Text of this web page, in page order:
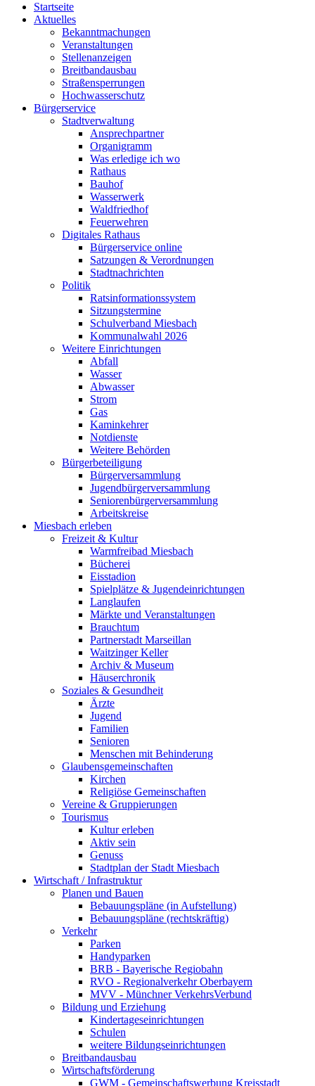
Startseite
Aktuelles
Bekanntmachungen
Veranstaltungen
Stellenanzeigen
Breitbandausbau
Straßensperrungen
Hochwasserschutz
Bürgerservice
Stadtverwaltung
Ansprechpartner
Organigramm
Was erledige ich wo
Rathaus
Bauhof
Wasserwerk
Waldfriedhof
Feuerwehren
Digitales Rathaus
Bürgerservice online
Satzungen & Verordnungen
Stadtnachrichten
Politik
Ratsinformationssystem
Sitzungstermine
Schulverband Miesbach
Kommunalwahl 2026
Weitere Einrichtungen
Abfall
Wasser
Abwasser
Strom
Gas
Kaminkehrer
Notdienste
Weitere Behörden
Bürgerbeteiligung
Bürgerversammlung
Jugendbürgerversammlung
Seniorenbürgerversammlung
Arbeitskreise
Miesbach erleben
Freizeit & Kultur
Warmfreibad Miesbach
Bücherei
Eisstadion
Spielplätze & Jugendeinrichtungen
Langlaufen
Märkte und Veranstaltungen
Brauchtum
Partnerstadt Marseillan
Waitzinger Keller
Archiv & Museum
Häuserchronik
Soziales & Gesundheit
Ärzte
Jugend
Familien
Senioren
Menschen mit Behinderung
Glaubensgemeinschaften
Kirchen
Religiöse Gemeinschaften
Vereine & Gruppierungen
Tourismus
Kultur erleben
Aktiv sein
Genuss
Stadtplan der Stadt Miesbach
Wirtschaft / Infrastruktur
Planen und Bauen
Bebauungspläne (in Aufstellung)
Bebauungspläne (rechtskräftig)
Verkehr
Parken
Handyparken
BRB - Bayerische Regiobahn
RVO - Regionalverkehr Oberbayern
MVV - Münchner VerkehrsVerbund
Bildung und Erziehung
Kindertageseinrichtungen
Schulen
weitere Bildungseinrichtungen
Breitbandausbau
Wirtschaftsförderung
GWM - Gemeinschaftswerbung Kreisstadt